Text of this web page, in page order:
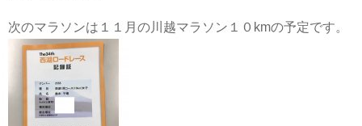
次のマラソンは１１月の川越マラソン１０kmの予定です。